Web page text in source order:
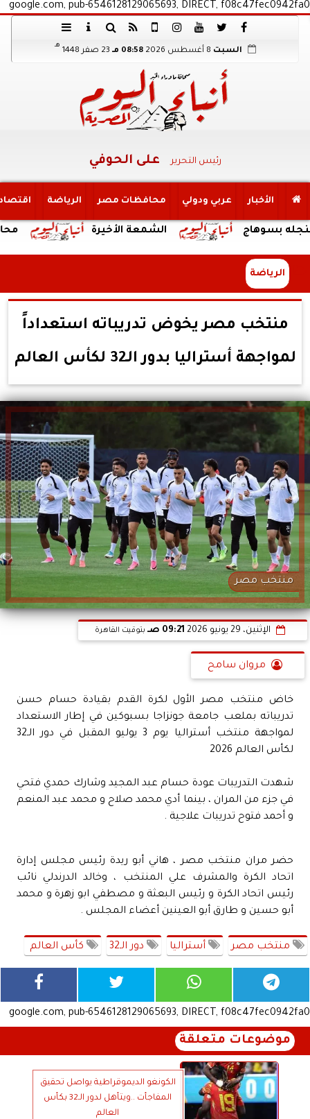
google.com, pub-6546128129065693, DIRECT, f08c47fec0942fa0
السبت 08:58 مـ 23 صفر 1448
هـ
رئيس التحرير على الحوفي
الأخبار عربي ودولي محافظات مصر الرياضة
محافظ الشمعة الأخيرة
الرياضة
منتخب مصر يخوض تدريباته استعداداً
لمواجهة أستراليا بدور الـ32 لكأس العالم
منتخب مصر
الإثنين، 29 يونيو 2026 09:21 صـ بتوقيت القاهرة
مروان سامح
خاض منتخب مصر الأول لكرة القدم بقيادة حسام حسن
تدريباته بملعب جامعة جونزاجا بسبوكين في إطار الاستعداد
لمواجهة منتخب أستراليا يوم 3 يوليو المقبل في دور الـ32
لكأس العالم 2026
شهدت التدريبات عودة حسام عبد المجيد وشارك حمدي فتحي
في جزء من المران ، بينما أدي محمد صلاح و محمد عبد المنعم
و أحمد فتوح تدريبات علاجية .
حضر مران منتخب مصر ، هاني أبو ريدة رئيس مجلس إدارة
اتحاد الكرة والمشرف علي المنتخب ، وخالد الدرندلي نائب
رئيس اتحاد الكرة و رئيس البعثة و مصطفي ابو زهرة و محمد
أبو حسين و طارق أبو العينين أعضاء المجلس .
منتخب مصر أستراليا دور الـ32 كأس العالم
google.com, pub-6546128129065693, DIRECT, f08c47fec0942fa0
موضوعات متعلقة
الكونغو الديموقراطية يواصل تحقيق
المفاجأت ..ويتأهل لدور الـ32 بكأس
العالم